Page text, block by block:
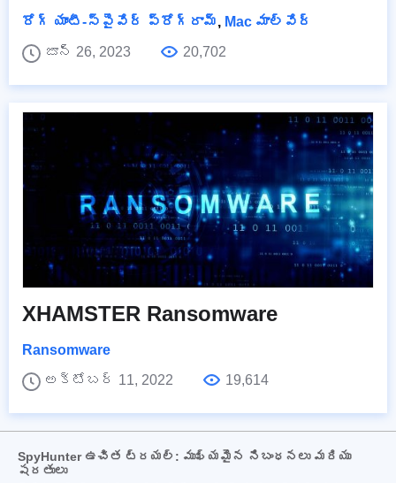
రోగ్ యాంటీ-స్పైవేర్ ప్రోగ్రామ్, Mac మాల్వేర్
జూన్ 26, 2023
20,702
XHAMSTER Ransomware
Ransomware
అక్టోబర్ 11, 2022
19,614
SpyHunter ఉచిత ట్రయల్: ముఖ్యమైన నిబంధనలు మరియు
షరతులు